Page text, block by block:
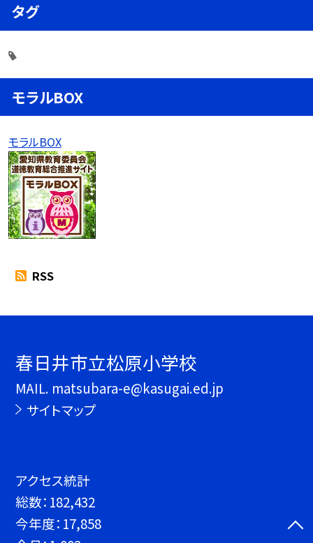
タグ
モラルBOX
モラルBOX
RSS
春日井市立松原小学校
MAIL. matsubara-e@kasugai.ed.jp
サイトマップ
アクセス統計
総数： 182,432
今年度： 17,858